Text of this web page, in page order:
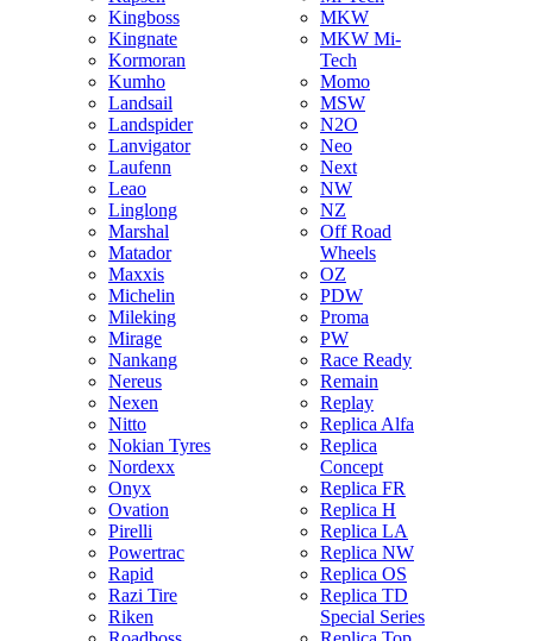
Kingboss
Kingnate
Kormoran
Kumho
Landsail
Landspider
Lanvigator
Laufenn
Leao
Linglong
Marshal
Matador
Maxxis
Michelin
Mileking
Mirage
Nankang
Nereus
Nexen
Nitto
Nokian Tyres
Nordexx
Onyx
Ovation
Pirelli
Powertrac
Rapid
Razi Tire
Riken
MKW
MKW Mi-
Tech
Momo
MSW
N2O
Neo
Next
NW
NZ
Off Road
Wheels
OZ
PDW
Proma
PW
Race Ready
Remain
Replay
Replica Alfa
Replica
Concept
Replica FR
Replica H
Replica LA
Replica NW
Replica OS
Replica TD
Special Series